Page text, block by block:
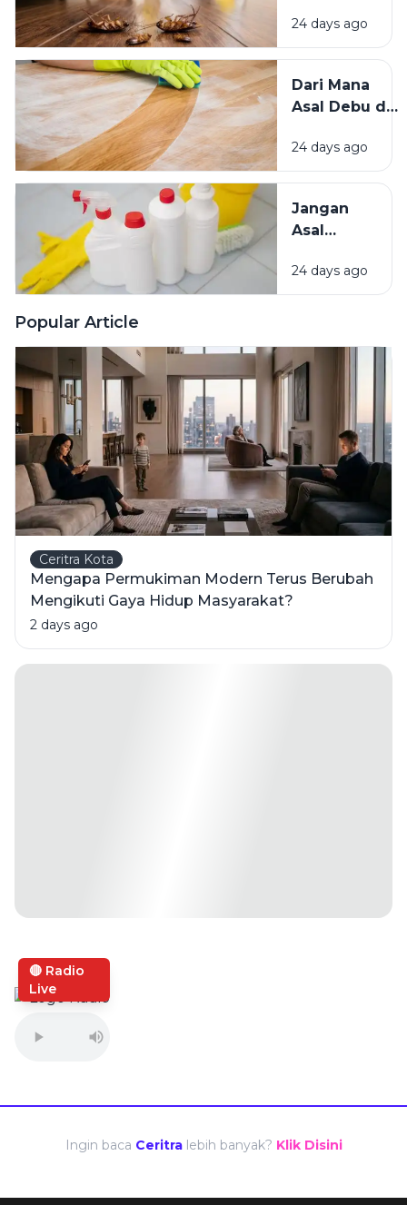
Mengundang
Kecoak,
Hama
Lainnya Ke
24 days ago
Dari Mana
Asal Debu di
Kenali
Penyebab
Mengatasinya
24 days ago
Jangan
Asal
Bahan
Pembersih
24 days ago
Popular Article
Ceritra Kota
Mengapa Permukiman Modern Terus Berubah
Mengikuti Gaya Hidup Masyarakat?
2 days ago
🔴 Radio
Live
Ingin baca Ceritra lebih banyak? Klik Disini